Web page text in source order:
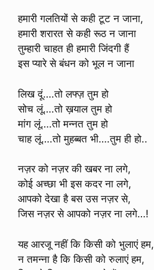
हमारी गलतियों से कही टूट न जाना,
हमारी शरारत से कही रूठ न जाना
तुम्हारी चाहत ही हमारी जिंदगी हैं
इस प्यारे से बंधन को भूल न जाना
लिख दूं….तो लफ्ज़ तुम हो
सोच लूं….तो ख़याल तुम हो
मांग लूं….तो मन्नत तुम हो
चाह लूं….तो मुहब्बत भी….तुम ही हो..
नज़र को नज़र की खबर ना लगे,
कोई अच्छा भी इस कदर ना लगे,
आपको देखा है बस उस नज़र से,
जिस नज़र से आपको नज़र ना लगे…!
यह आरजू नहीं कि किसी को भुलाएं हम,
न तमन्ना है कि किसी को रुलाएं हम,